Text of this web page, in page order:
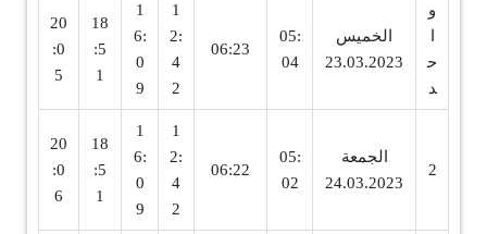
و
ح
د
الخميس
23.03.2023
05:
04
06:23
1
2:
4
2
1
6:
0
9
18
:5
1
20
:0
5
2
الجمعة
24.03.2023
05:
02
06:22
1
2:
4
2
1
6:
0
9
18
:5
1
20
:0
6